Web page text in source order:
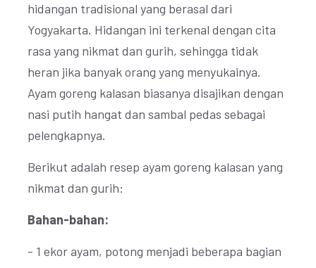
hidangan tradisional yang berasal dari
Yogyakarta. Hidangan ini terkenal dengan cita
rasa yang nikmat dan gurih, sehingga tidak
heran jika banyak orang yang menyukainya.
Ayam goreng kalasan biasanya disajikan dengan
nasi putih hangat dan sambal pedas sebagai
pelengkapnya.
Berikut adalah resep ayam goreng kalasan yang
nikmat dan gurih:
Bahan-bahan:
- 1 ekor ayam, potong menjadi beberapa bagian